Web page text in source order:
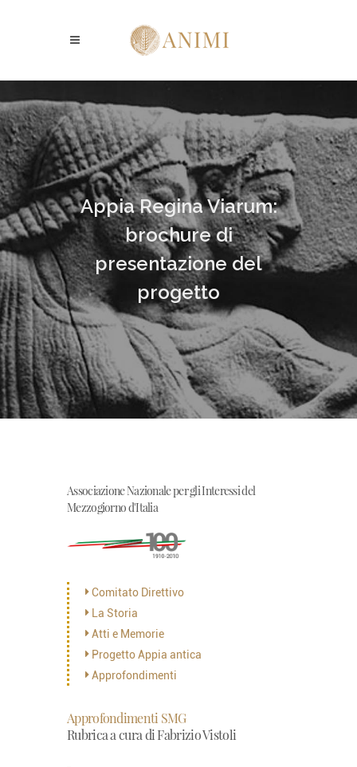
Appia Regina Viarum:
brochure di
presentazione del
progetto
Associazione Nazionale per gli Interessi del
Mezzogiorno d'Italia
Comitato Direttivo
La Storia
Atti e Memorie
Progetto Appia antica
Approfondimenti
Approfondimenti SMG
Rubrica a cura di Fabrizio Vistoli